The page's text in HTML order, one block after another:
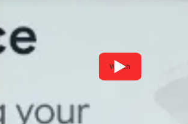
Watch